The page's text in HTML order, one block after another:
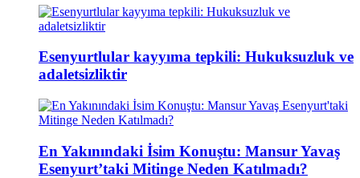
Esenyurtlular kayyıma tepkili: Hukuksuzluk ve
adaletsizliktir
En Yakınındaki İsim Konuştu: Mansur Yavaş
Esenyurt’taki Mitinge Neden Katılmadı?